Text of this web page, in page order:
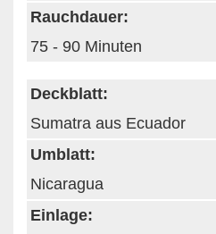
Rauchdauer:
75 - 90 Minuten
Deckblatt:
Sumatra aus Ecuador
Umblatt:
Nicaragua
Einlage: